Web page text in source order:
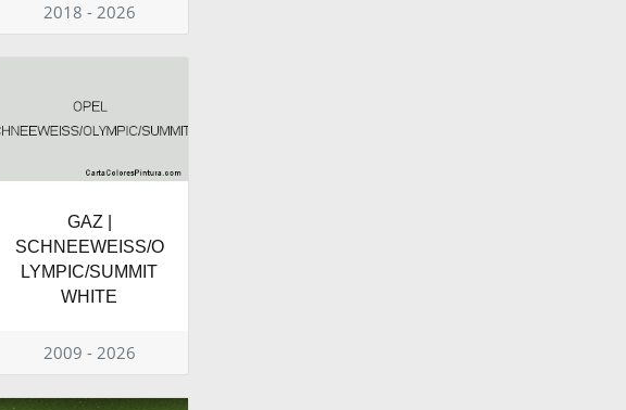
2018 - 2026
GAZ |
SCHNEEWEISS/O
LYMPIC/SUMMIT
WHITE
2009 - 2026